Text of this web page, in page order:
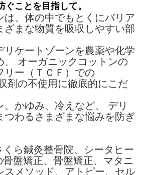
ぐことを目指して。
は、体の中でもとくにバリア
ざまな物質を吸収しやすい部
リケートゾーンを農薬や化学
、 オーガニックコットンの
リー（ＴＣＦ）での
剤の不使用に徹底的にこだ
かゆみ、冷えなど、 デリ
つわるさまざまな悩みを防ぎ